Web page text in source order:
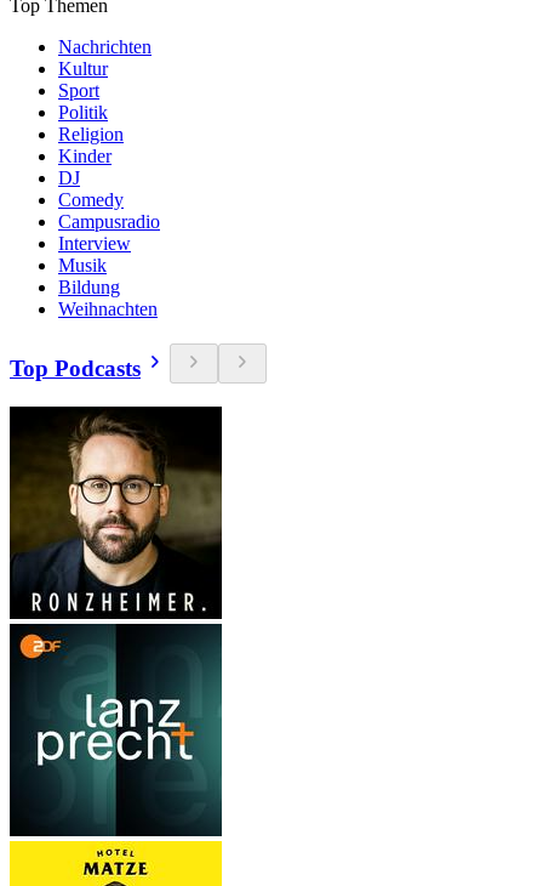
Top Themen
Nachrichten
Kultur
Sport
Politik
Religion
Kinder
DJ
Comedy
Campusradio
Interview
Musik
Bildung
Weihnachten
Top Podcasts